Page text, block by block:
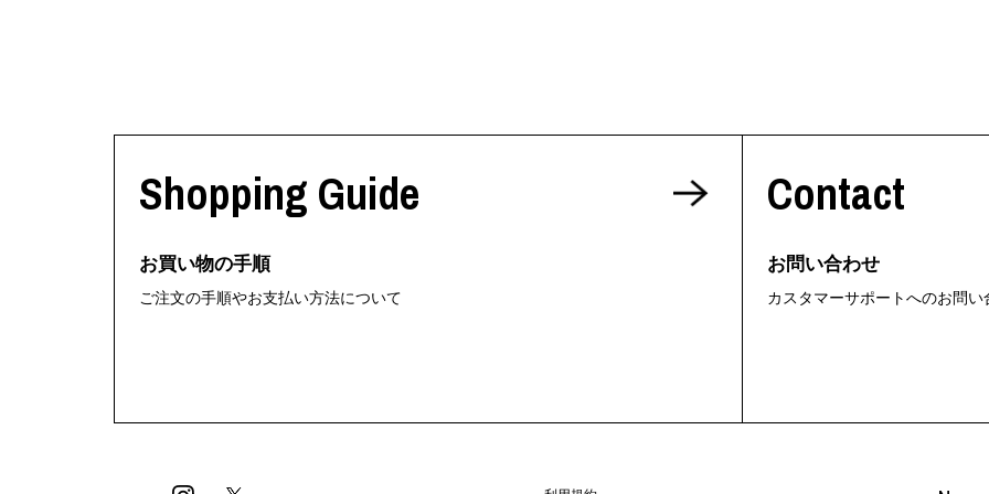
Shopping Guide
お買い物の手順
ご注文の手順やお支払い方法について
Contact
お問い合わせ
カスタマーサポートへのお問い